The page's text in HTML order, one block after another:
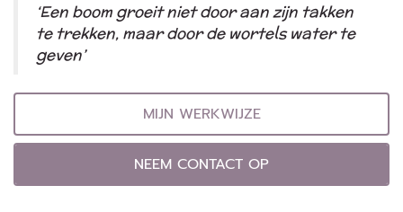
‘Een boom groeit niet door aan zijn takken
te trekken, maar door de wortels water te
geven’
MIJN WERKWIJZE
NEEM CONTACT OP